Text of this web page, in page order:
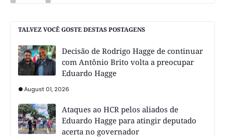
TALVEZ VOCÊ GOSTE DESTAS POSTAGENS
Decisão de Rodrigo Hagge de continuar
com Antônio Brito volta a preocupar
Eduardo Hagge
August 01, 2026
Ataques ao HCR pelos aliados de
Eduardo Hagge para atingir deputado
acerta no governador